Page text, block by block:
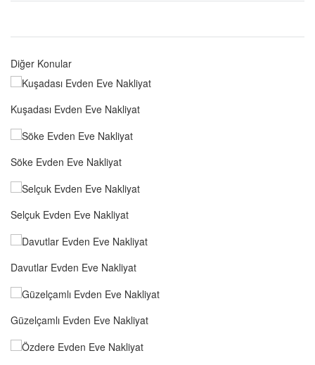
Diğer Konular
Kuşadası Evden Eve Nakliyat
Söke Evden Eve Nakliyat
Selçuk Evden Eve Nakliyat
Davutlar Evden Eve Nakliyat
Güzelçamlı Evden Eve Nakliyat